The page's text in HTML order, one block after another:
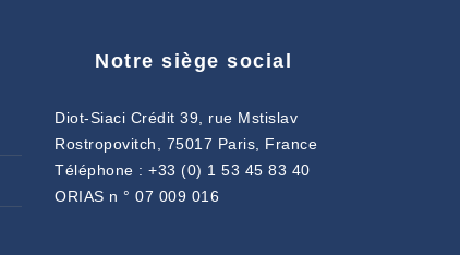
Notre siège social
Diot-Siaci Crédit 39, rue Mstislav
Rostropovitch, 75017 Paris, France
Téléphone : +33 (0) 1 53 45 83 40
ORIAS n ° 07 009 016